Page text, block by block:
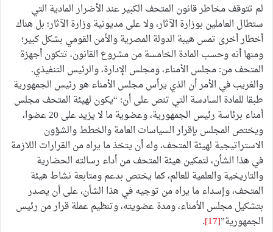
لم تتوقف مخاطر قانون المتحف الكبير عند الأضرار المادية التي
ستطال العاملين بوزارة الآثار، ولا على مديونية وزارة الآثار؛ بل هناك
أخطار أخرى تمس هيبة الدولة المصرية والأمن القومي بشكل كبير؛
ومنها أنه وحسب المادة الخامسة من مشروع القانون، تتكون أجهزة
المتحف من: مجلس الأمناء، ومجلس الإدارة، والرئيس التنفيذي.
والغريب في الأمر أن الذي يرأس مجلس الأمناء هو رئيس الجمهورية
طبقا للمادة السادسة التي تنص على أن: “يكون لهيئة المتحف مجلس
أمناء برئاسة رئيس الجمهورية، وعضوية ما لا يزيد على 20 عضوا،
ويختص المجلس بإقرار السياسات العامة والخطط والشؤون
الاستراتيجية لهيئة المتحف، وله أن يتخذ ما يراه من القرارات اللازمة
في هذا الشأن، لتمكين هيئة المتحف من أداء رسالته الحضارية
والتاريخية والعلمية للعالم، كما يختص بدعم ومتابعة نشاط هيئة
المتحف، وإسداء ما يراه من توجيه في هذا الشأن، على أن يصدر
بتشكيل مجلس الأمناء، ومدة عضويته، وتنظيم عملة قرار من رئيس
الجمهورية”[17]
.